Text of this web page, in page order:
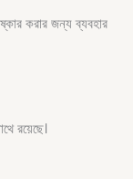
করার জন্য ব্যবহার
রয়েছে।